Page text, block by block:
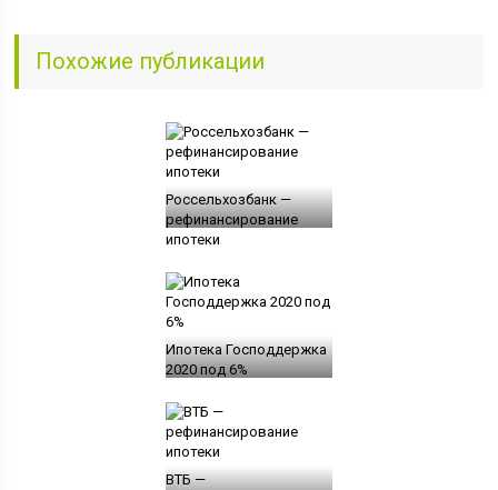
Похожие публикации
Россельхозбанк —
рефинансирование
ипотеки
Ипотека Господдержка
2020 под 6%
ВТБ —